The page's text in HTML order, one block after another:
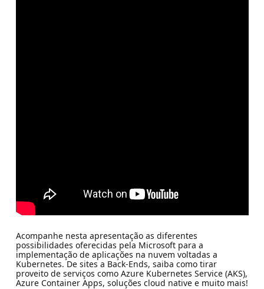
Acompanhe nesta apresentação as diferentes
possibilidades oferecidas pela Microsoft para a
implementação de aplicações na nuvem voltadas a
Kubernetes. De sites a Back-Ends, saiba como tirar
proveito de serviços como Azure Kubernetes Service (AKS),
Azure Container Apps, soluções cloud native e muito mais!